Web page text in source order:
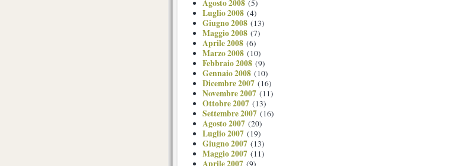
Agosto 2008 (5)
Luglio 2008 (4)
Giugno 2008 (13)
Maggio 2008 (7)
Aprile 2008 (6)
Marzo 2008 (10)
Febbraio 2008 (9)
Gennaio 2008 (10)
Dicembre 2007 (16)
Novembre 2007 (11)
Ottobre 2007 (13)
Settembre 2007 (16)
Agosto 2007 (20)
Luglio 2007 (19)
Giugno 2007 (13)
Maggio 2007 (11)
(9)